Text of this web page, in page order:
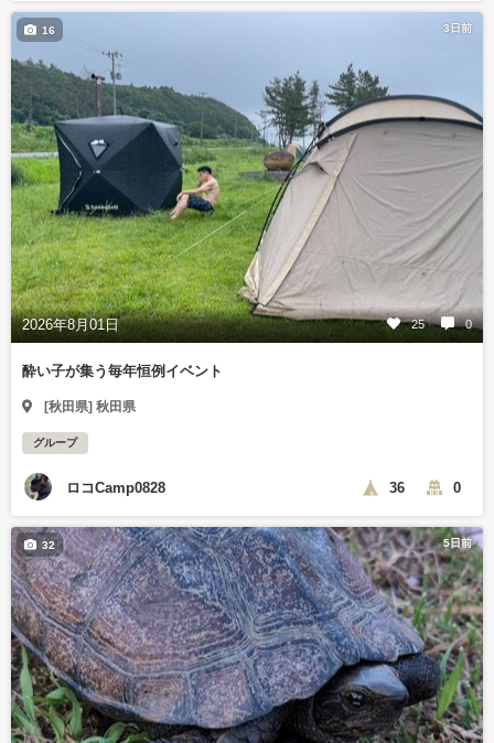
3日前
2026年8月01日 25 0
16
酔い子が集う毎年恒例イベント
[秋田県] 秋田県
グループ
ロコCamp0828 36 0
5日前
32